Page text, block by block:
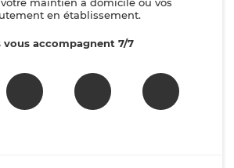
maintien à domicile ou vos
en établissement.
vous accompagnent 7/7